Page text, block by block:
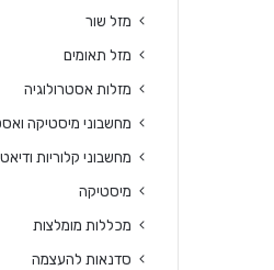
מזל שור
מזל תאומים
מזלות אסטרולוגיה
מחשבוני מיסטיקה
מחשבוני קלוריות
מיסטיקה
מכללות מומלצות
סדנאות להעצמה